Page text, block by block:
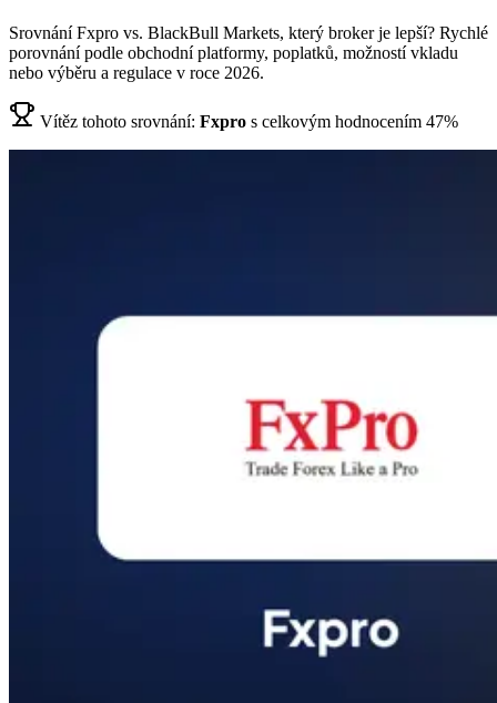
Srovnání Fxpro vs. BlackBull Markets, který broker je lepší? Rychlé
porovnání podle obchodní platformy, poplatků, možností vkladu
nebo výběru a regulace v roce 2026.
Vítěz tohoto srovnání: Fxpro s celkovým hodnocením 47%